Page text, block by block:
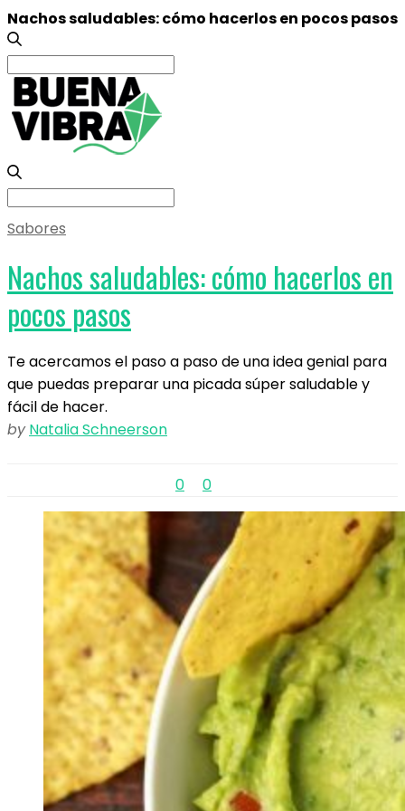
Nachos saludables: cómo hacerlos en pocos pasos
Search
for:
Search
for:
Sabores
Nachos saludables: cómo hacerlos en
pocos pasos
Te acercamos el paso a paso de una idea genial para
que puedas preparar una picada súper saludable y
fácil de hacer.
by Natalia Schneerson
0 0